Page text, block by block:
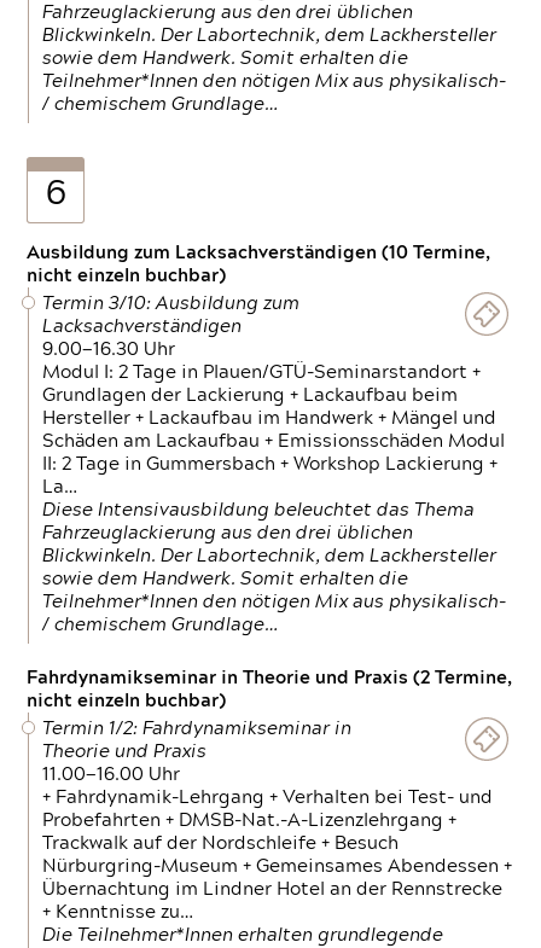
Fahrzeuglackierung aus den drei üblichen
Blickwinkeln. Der Labortechnik, dem Lackhersteller
sowie dem Handwerk. Somit erhalten die
Teilnehmer*Innen den nötigen Mix aus physikalisch-
/ chemischem Grundlage…
6
Ausbildung zum Lacksachverständigen (10 Termine,
nicht einzeln buchbar)
Termin 3/10: Ausbildung zum
Lacksachverständigen
9.00—16.30 Uhr
Modul I: 2 Tage in Plauen/GTÜ-Seminarstandort +
Grundlagen der Lackierung + Lackaufbau beim
Hersteller + Lackaufbau im Handwerk + Mängel und
Schäden am Lackaufbau + Emissionsschäden Modul
II: 2 Tage in Gummersbach + Workshop Lackierung +
La…
Diese Intensivausbildung beleuchtet das Thema
Fahrzeuglackierung aus den drei üblichen
Blickwinkeln. Der Labortechnik, dem Lackhersteller
sowie dem Handwerk. Somit erhalten die
Teilnehmer*Innen den nötigen Mix aus physikalisch-
/ chemischem Grundlage…
Fahrdynamikseminar in Theorie und Praxis (2 Termine,
nicht einzeln buchbar)
Termin 1/2: Fahrdynamikseminar in
Theorie und Praxis
11.00—16.00 Uhr
+ Fahrdynamik-Lehrgang + Verhalten bei Test- und
Probefahrten + DMSB-Nat.-A-Lizenzlehrgang +
Trackwalk auf der Nordschleife + Besuch
Nürburgring-Museum + Gemeinsames Abendessen +
Übernachtung im Lindner Hotel an der Rennstrecke
+ Kenntnisse zu…
Die Teilnehmer*Innen erhalten grundlegende